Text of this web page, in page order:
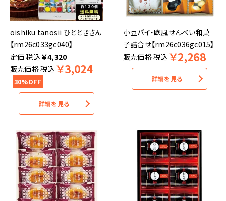
oishiku tanosii ひとときさん
【rm26c033gc040】
税込￥4,320
販売価格税込 ￥3,024
30%OFF
詳細を見る
小豆パイ・欧風せんべい和菓
子詰合せ【rm26c036gc015】
販売価格税込 ￥2,268
詳細を見る